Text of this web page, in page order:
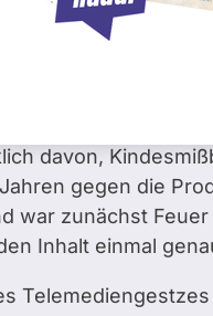
Christian E.
davon,
gegen die
war zunächst
Inhalt einmal